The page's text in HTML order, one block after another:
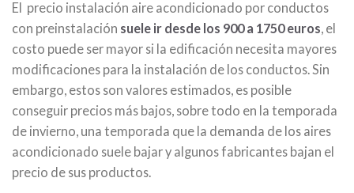
El precio instalación aire acondicionado por conductos
con preinstalación suele ir desde los 900 a 1750 euros, el
costo puede ser mayor si la edificación necesita mayores
modificaciones para la instalación de los conductos. Sin
embargo, estos son valores estimados, es posible
conseguir precios más bajos, sobre todo en la temporada
de invierno, una temporada que la demanda de los aires
acondicionado suele bajar y algunos fabricantes bajan el
precio de sus productos.